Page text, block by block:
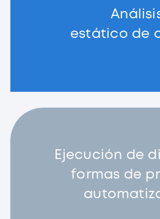
estático de
Ejecución de
formas de